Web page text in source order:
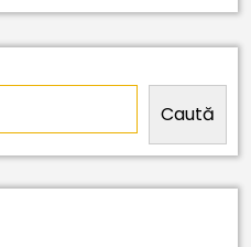
mult
Caută